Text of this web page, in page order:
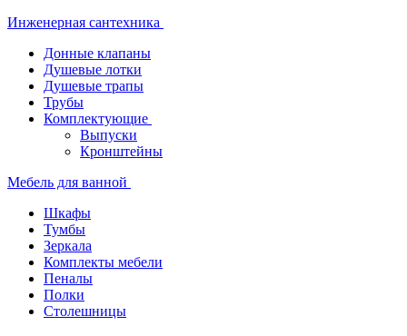
Инженерная сантехника
Донные клапаны
Душевые лотки
Душевые трапы
Трубы
Комплектующие
Выпуски
Кронштейны
Мебель для ванной
Шкафы
Тумбы
Зеркала
Комплекты мебели
Пеналы
Полки
Столешницы